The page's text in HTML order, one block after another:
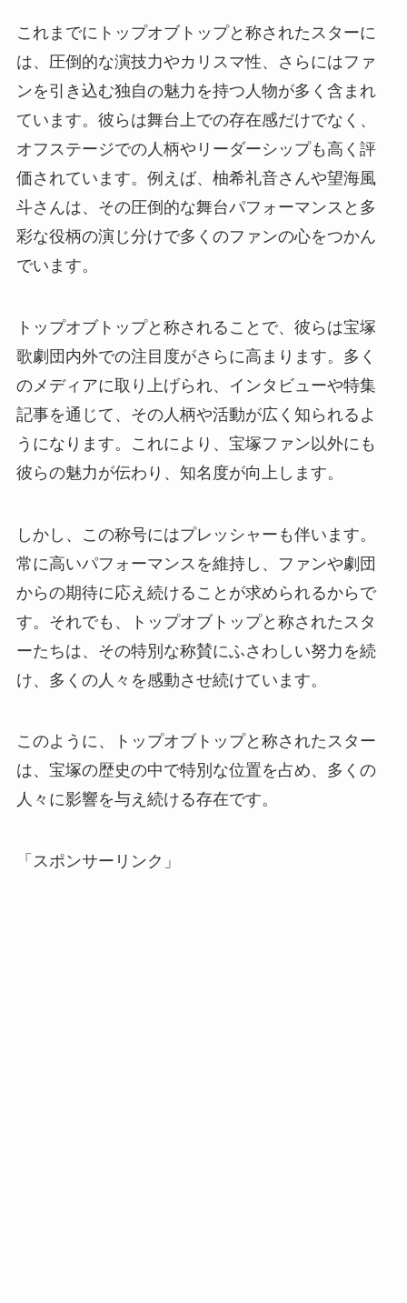
これまでにトップオブトップと称されたスターに
は、圧倒的な演技力やカリスマ性、さらにはファ
ンを引き込む独自の魅力を持つ人物が多く含まれ
ています。彼らは舞台上での存在感だけでなく、
オフステージでの人柄やリーダーシップも高く評
価されています。例えば、柚希礼音さんや望海風
斗さんは、その圧倒的な舞台パフォーマンスと多
彩な役柄の演じ分けで多くのファンの心をつかん
でいます。
トップオブトップと称されることで、彼らは宝塚
歌劇団内外での注目度がさらに高まります。多く
のメディアに取り上げられ、インタビューや特集
記事を通じて、その人柄や活動が広く知られるよ
うになります。これにより、宝塚ファン以外にも
彼らの魅力が伝わり、知名度が向上します。
しかし、この称号にはプレッシャーも伴います。
常に高いパフォーマンスを維持し、ファンや劇団
からの期待に応え続けることが求められるからで
す。それでも、トップオブトップと称されたスタ
ーたちは、その特別な称賛にふさわしい努力を続
け、多くの人々を感動させ続けています。
このように、トップオブトップと称されたスター
は、宝塚の歴史の中で特別な位置を占め、多くの
人々に影響を与え続ける存在です。
「スポンサーリンク」